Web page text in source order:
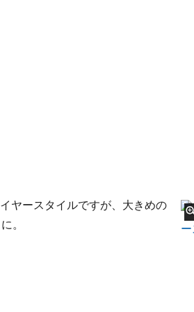
ヤースタイルですが、大きめの
。